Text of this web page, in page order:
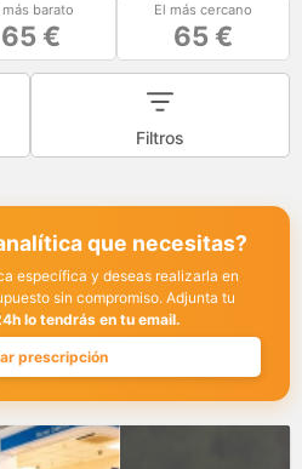
más barato
65 €
El más cercano
65 €
Filtros
que necesitas?
específica y deseas realizarla en
sin compromiso. Adjunta tu
lo tendrás en tu email.
prescripción